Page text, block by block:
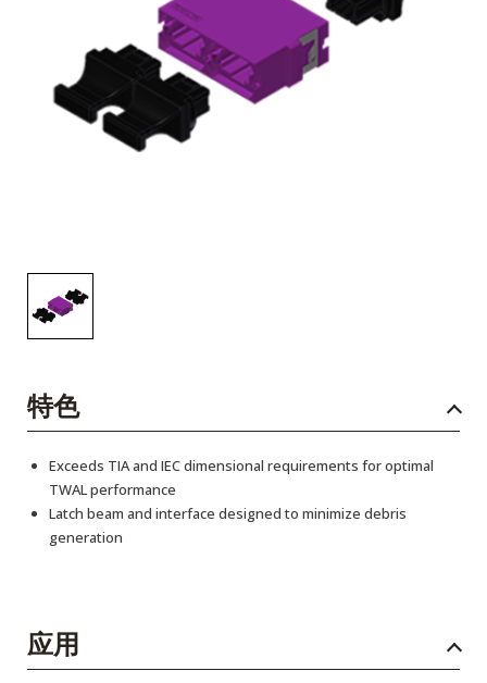
特色
Exceeds TIA and IEC dimensional requirements for optimal
TWAL performance
Latch beam and interface designed to minimize debris
generation
应用